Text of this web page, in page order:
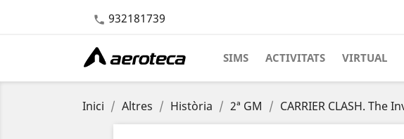
 932181739
SIMS ACTIVITATS VIRTUAL
Inici Altres Història 2ª GM CARRIER CLASH.